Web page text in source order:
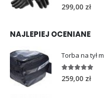
out of 5
299,00 zł
NAJLEPIEJ OCENIANE
Torba na tył
5.00out of
259,00 zł